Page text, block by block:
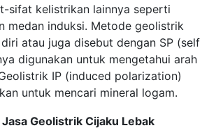
sifat kelistrikan lainnya seperti
medan induksi. Metode geolistrik
atau juga disebut dengan SP (self
digunakan untuk mengetahui arah
IP (induced polarization)
untuk mencari mineral logam.
Geolistrik Cijaku Lebak